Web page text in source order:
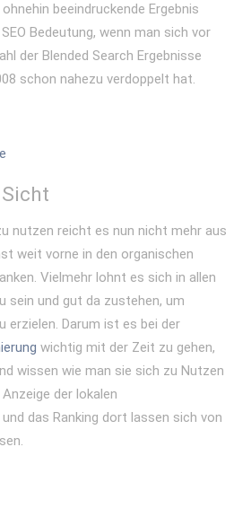
beeindruckende Ergebnis
Bedeutung, wenn man sich vor
der Blended Search Ergebnisse
schon nahezu verdoppelt hat.
Sicht
nutzen reicht es nun nicht mehr aus
weit vorne in den organischen
Vielmehr lohnt es sich in allen
sein und gut da zustehen, um
erzielen. Darum ist es bei der
wichtig mit der Zeit zu gehen,
wissen wie man sie sich zu Nutzen
der lokalen
das Ranking dort lassen sich von